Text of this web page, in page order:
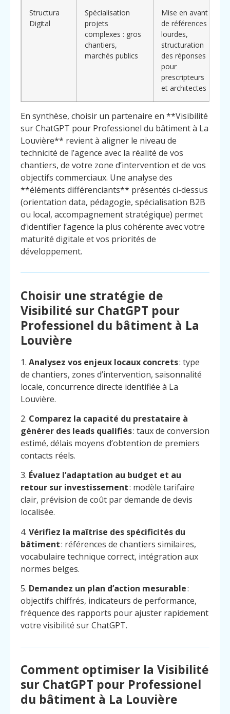
Contact
Structura
Digital
Spécialisation
projets
complexes : gros
chantiers,
marchés publics
Mise en avant
de références
lourdes,
structuration
des réponses
pour
prescripteurs
et architectes
En synthèse, choisir un partenaire en **Visibilité
sur ChatGPT pour Professionel du bâtiment à La
Louvière** revient à aligner le niveau de
technicité de l’agence avec la réalité de vos
chantiers, de votre zone d’intervention et de vos
objectifs commerciaux. Une analyse des
**éléments différenciants** présentés ci-dessus
(orientation data, pédagogie, spécialisation B2B
ou local, accompagnement stratégique) permet
d’identifier l’agence la plus cohérente avec votre
maturité digitale et vos priorités de
développement.
Choisir une stratégie de
Visibilité sur ChatGPT pour
Professionel du bâtiment à La
Louvière
1. Analysez vos enjeux locaux concrets: type
de chantiers, zones d’intervention, saisonnalité
locale, concurrence directe identifiée à La
Louvière.
2. Comparez la capacité du prestataire à
générer des leads qualifiés: taux de conversion
estimé, délais moyens d’obtention de premiers
contacts réels.
3. Évaluez l’adaptation au budget et au
retour sur investissement: modèle tarifaire
clair, prévision de coût par demande de devis
localisée.
4. Vérifiez la maîtrise des spécificités du
bâtiment: références de chantiers similaires,
vocabulaire technique correct, intégration aux
normes belges.
5. Demandez un plan d’action mesurable:
objectifs chiffrés, indicateurs de performance,
fréquence des rapports pour ajuster rapidement
votre visibilité sur ChatGPT.
Comment optimiser la Visibilité
sur ChatGPT pour Professionel
du bâtiment à La Louvière